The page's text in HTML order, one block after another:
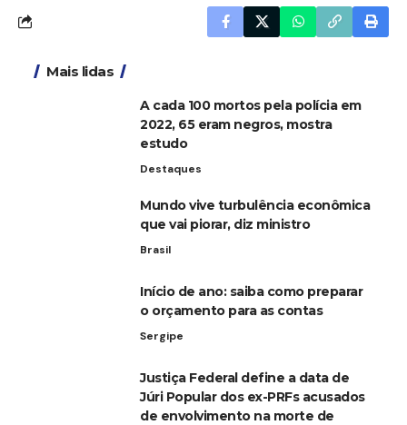
Mais lidas
A cada 100 mortos pela polícia em
2022, 65 eram negros, mostra
estudo
Destaques
Mundo vive turbulência econômica
que vai piorar, diz ministro
Brasil
Início de ano: saiba como preparar
o orçamento para as contas
Sergipe
Justiça Federal define a data de
Júri Popular dos ex-PRFs acusados
de envolvimento na morte de